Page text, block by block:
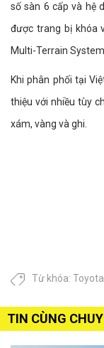
số sàn 6 cấp và hệ
được trang bị khóa
Multi-Terrain
Khi phân phối tại
thiệu với nhiều tùy
xám, vàng và ghi.
Từ khóa:
TIN CÙNG